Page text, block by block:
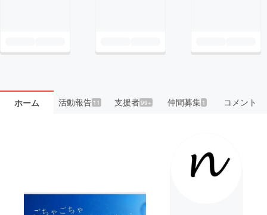
ホーム 活動報告11 支援者99+ 仲間募集 1 コメント